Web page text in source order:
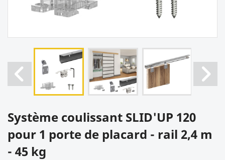
Système coulissant SLID'UP 120
pour 1 porte de placard - rail 2,4 m
- 45 kg